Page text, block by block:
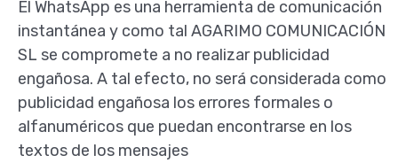
El WhatsApp es una herramienta de comunicación
instantánea y como tal AGARIMO COMUNICACIÓN
SL se compromete a no realizar publicidad
engañosa. A tal efecto, no será considerada como
publicidad engañosa los errores formales o
alfanuméricos que puedan encontrarse en los
textos de los mensajes